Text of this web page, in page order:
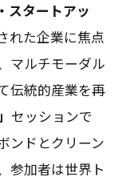
スタートアッ
れた企業に焦点
マルチモーダル
伝統的産業を再
セッションで
ンドとクリーン
参加者は世界ト